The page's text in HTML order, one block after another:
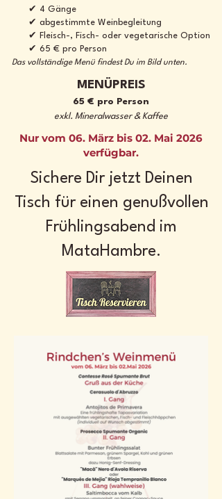
✔ 4 Gänge
✔ abgestimmte Weinbegleitung
✔ Fleisch-, Fisch- oder vegetarische Option
✔ 65 € pro Person
Das vollständige Menü findest Du im Bild unten.
MENÜPREIS
65 € pro Person
exkl. Mineralwasser & Kaffee
Nur vom 06. März bis 02. Mai 2026
verfügbar.
Sichere Dir jetzt Deinen
Tisch für einen genußvollen
Frühlingsabend im
MataHambre.